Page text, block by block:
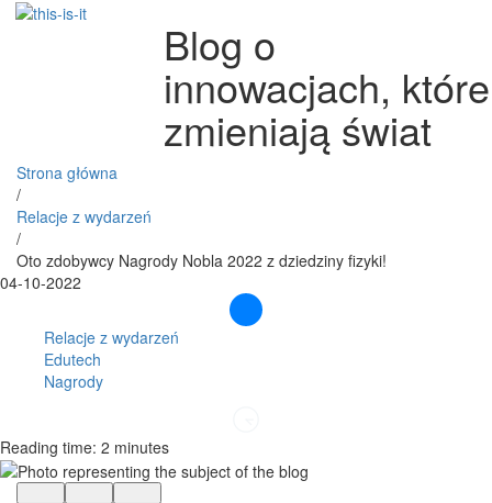
Blog o
innowacjach, które
zmieniają świat
Strona główna
/
Relacje z wydarzeń
/
Oto zdobywcy Nagrody Nobla 2022 z dziedziny fizyki!
04-10-2022
Relacje z wydarzeń
Edutech
Nagrody
Reading time: 2 minutes